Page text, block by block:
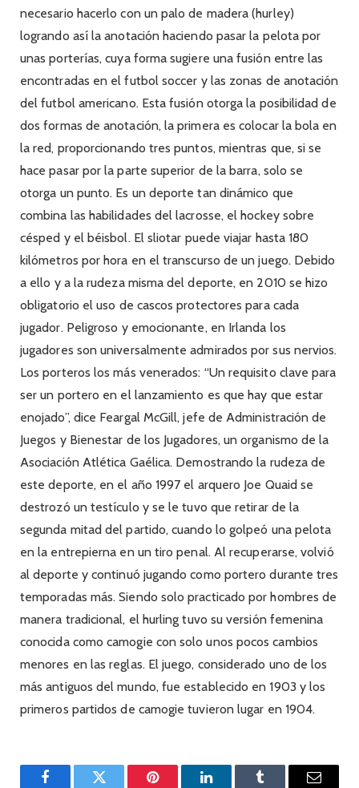
necesario hacerlo con un palo de madera (hurley)
logrando así la anotación haciendo pasar la pelota por
unas porterías, cuya forma sugiere una fusión entre las
encontradas en el futbol soccer y las zonas de anotación
del futbol americano. Esta fusión otorga la posibilidad de
dos formas de anotación, la primera es colocar la bola en
la red, proporcionando tres puntos, mientras que, si se
hace pasar por la parte superior de la barra, solo se
otorga un punto. Es un deporte tan dinámico que
combina las habilidades del lacrosse, el hockey sobre
césped y el béisbol. El sliotar puede viajar hasta 180
kilómetros por hora en el transcurso de un juego. Debido
a ello y a la rudeza misma del deporte, en 2010 se hizo
obligatorio el uso de cascos protectores para cada
jugador. Peligroso y emocionante, en Irlanda los
jugadores son universalmente admirados por sus nervios.
Los porteros los más venerados: “Un requisito clave para
ser un portero en el lanzamiento es que hay que estar
enojado”, dice Feargal McGill, jefe de Administración de
Juegos y Bienestar de los Jugadores, un organismo de la
Asociación Atlética Gaélica. Demostrando la rudeza de
este deporte, en el año 1997 el arquero Joe Quaid se
destrozó un testículo y se le tuvo que retirar de la
segunda mitad del partido, cuando lo golpeó una pelota
en la entrepierna en un tiro penal. Al recuperarse, volvió
al deporte y continuó jugando como portero durante tres
temporadas más. Siendo solo practicado por hombres de
manera tradicional, el hurling tuvo su versión femenina
conocida como camogie con solo unos pocos cambios
menores en las reglas. El juego, considerado uno de los
más antiguos del mundo, fue establecido en 1903 y los
primeros partidos de camogie tuvieron lugar en 1904.